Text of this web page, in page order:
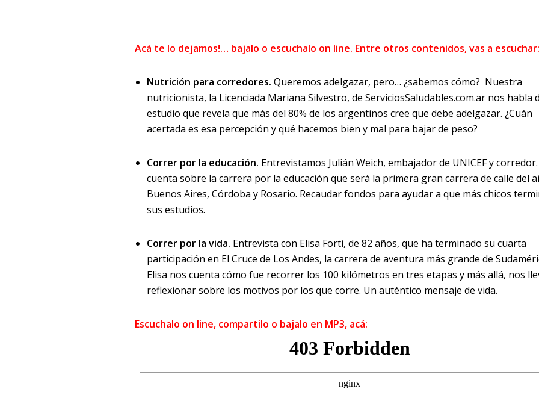
Acá te lo dejamos!… bajalo o escuchalo on line. Entre otros contenidos, vas a
Nutrición para corredores. Queremos adelgazar, pero… ¿sabemos cómo? Nuestra
nutricionista, la Licenciada Mariana Silvestro, deServiciosSaludables.com.ar nos habla
estudio que revela que más del 80% de los argentinos cree que debe adelgazar. ¿Cuán
acertada es esa percepción y qué hacemos bien y mal para bajar de peso?
Correr por la educación. Entrevistamos Julián Weich, embajador de UNICEF y
cuenta sobre la carrera por la educación que será la primera gran carrera de calle del
Buenos Aires, Córdoba y Rosario. Recaudar fondos para ayudar a que más chicos
sus estudios.
Correr por la vida. Entrevista con Elisa Forti, de 82 años, que ha terminado su cuarta
participación en El Cruce de Los Andes, la carrera de aventura más grande de
Elisa nos cuenta cómo fue recorrer los 100 kilómetros en tres etapas y más allá, nos
reflexionar sobre los motivos por los que corre. Un auténtico mensaje de vida.
Escuchalo on line, compartilo o bajalo en MP3, acá: